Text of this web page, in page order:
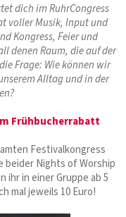
dich im RuhrCongress
voller Musik, Input und
Kongress, Feier und
denen Raum, die auf der
Frage: Wie können wir
Alltag und in der
Frühbucherrabatt
Festivalkongress
beider Nights of Worship
ihr in einer Gruppe ab 5
mal jeweils 10 Euro!